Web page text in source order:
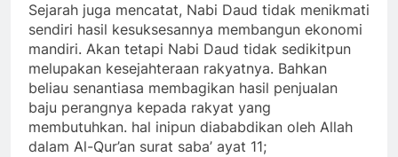
Sejarah juga mencatat, Nabi Daud tidak menikmati
sendiri hasil kesuksesannya membangun ekonomi
mandiri. Akan tetapi Nabi Daud tidak sedikitpun
melupakan kesejahteraan rakyatnya. Bahkan
beliau senantiasa membagikan hasil penjualan
baju perangnya kepada rakyat yang
membutuhkan. hal inipun diababdikan oleh Allah
dalam Al-Qur’an surat saba’ ayat 11;